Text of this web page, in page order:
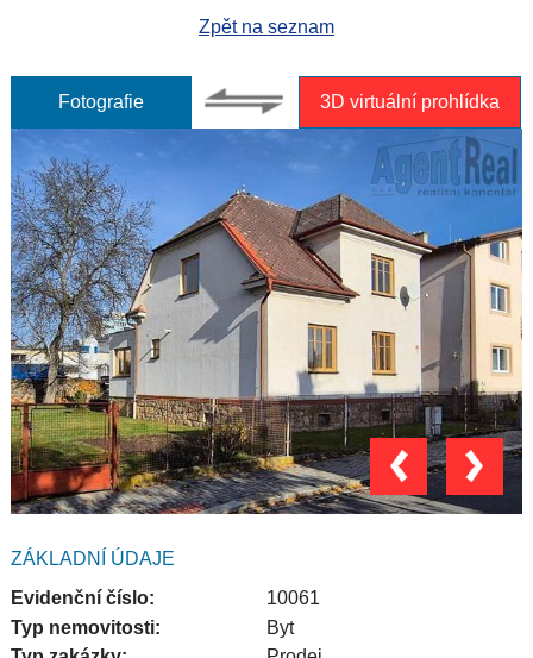
Zpět na seznam
Fotografie 3D virtuální prohlídka
ZÁKLADNÍ ÚDAJE
Evidenční číslo:
10061
Typ nemovitosti:
Byt